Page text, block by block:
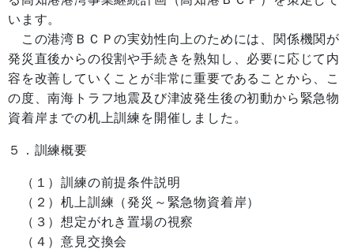
います。
この港湾ＢＣＰの実効性向上のためには、関係機関が
発災直後からの役割や手続きを熟知し、必要に応じて内
容を改善していくことが非常に重要であることから、こ
の度、南海トラフ地震及び津波発生後の初動から緊急物
資着岸までの机上訓練を開催しました。
５．訓練概要
（１）訓練の前提条件説明
（２）机上訓練（発災～緊急物資着岸）
（３）想定がれき置場の視察
（４）意見交換会